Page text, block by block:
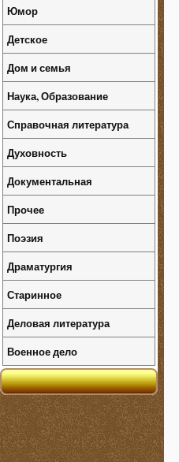
Юмор
Детское
Дом и семья
Наука, Образование
Справочная литература
Духовность
Документальная
Прочее
Поэзия
Драматургия
Старинное
Деловая литература
Военное дело